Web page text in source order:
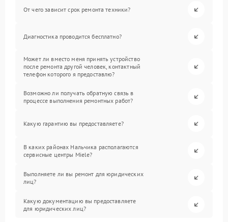
От чего зависит срок ремонта техники?
Диагностика проводится бесплатно?
Может ли вместо меня принять устройство
после ремонта другой человек, контактный
телефон которого я предоставлю?
Возможно ли получать обратную связь в
процессе выполнения ремонтных работ?
Какую гарантию вы предоставляете?
В каких районах Нальчика располагаются
сервисные центры Miele?
Выполняете ли вы ремонт для юридических
лиц?
Какую документацию вы предоставляете
для юридических лиц?